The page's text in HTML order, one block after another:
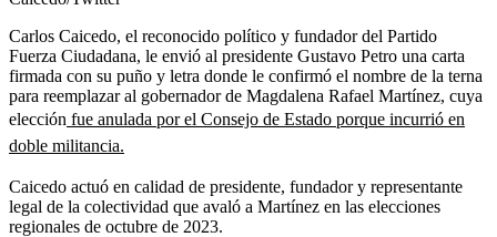
Carlos Caicedo, el reconocido político y fundador del Partido
Fuerza Ciudadana, le envió al presidente Gustavo Petro una carta
firmada con su puño y letra donde le confirmó el nombre de la terna
para reemplazar al gobernador de Magdalena Rafael Martínez, cuya
elección fue anulada por el Consejo de Estado porque incurrió en
doble militancia.
Caicedo actuó en calidad de presidente, fundador y representante
legal de la colectividad que avaló a Martínez en las elecciones
regionales de octubre de 2023.